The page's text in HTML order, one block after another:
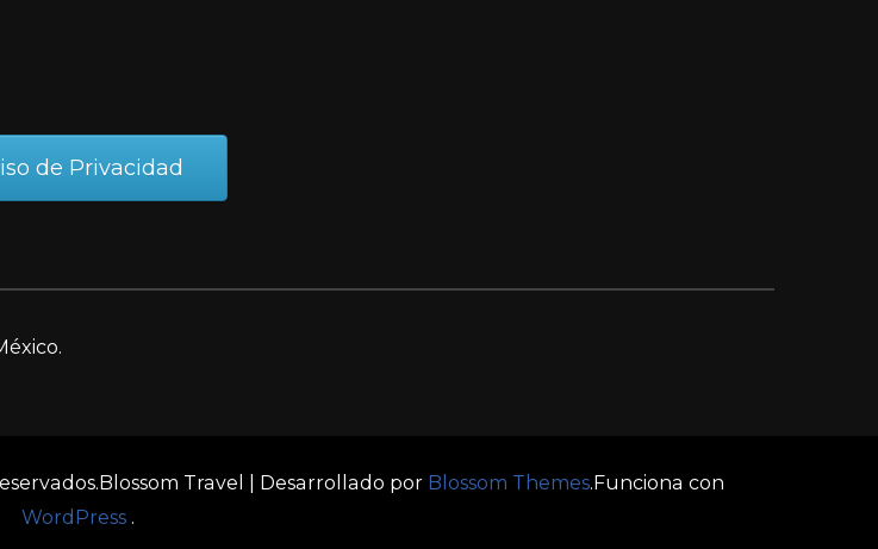
de Privacidad
Blossom Travel | Desarrollado por Blossom Themes.Funciona con
WordPress.